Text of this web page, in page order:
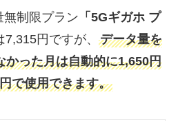
制限プラン 「5Gギガホ プ
円ですが、
データ量を
かった月は自動的に1,650円
で使用できます。